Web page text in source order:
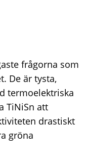
frågorna som
De är tysta,
termoelektriska
TiNiSn att
drastiskt
gröna